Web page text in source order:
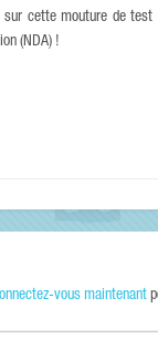
cette mouture de
(NDA) !
vous maintenant